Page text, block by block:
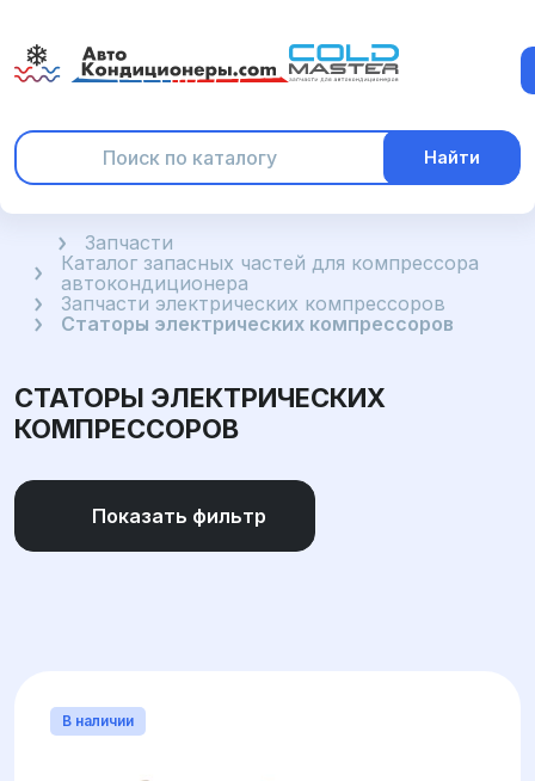
Найти
ГлавнаяЗапчасти
Каталог запасных частей для компрессора
автокондиционера
Запчасти электрических компрессоров
Статоры электрических компрессоров
СТАТОРЫ ЭЛЕКТРИЧЕСКИХ
КОМПРЕССОРОВ
Показать фильтр
В наличии